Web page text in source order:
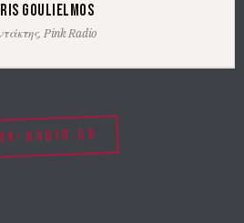
Goulielmos
Pink Radio
RADIO.GR